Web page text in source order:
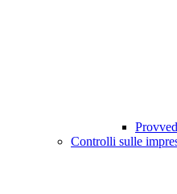
Controlli sulle